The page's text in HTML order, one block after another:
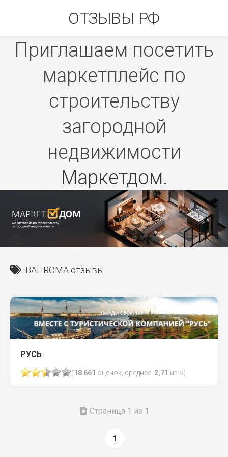
ОТЗЫВЫ РФ
Приглашаем посетить
маркетплейс по
строительству
загородной
недвижимости
Маркетдом.
BAHROMA отзывы
РУСЬ
(18 661 оценок, среднее: 2,71 из 5)
Страница 1 из 1
1